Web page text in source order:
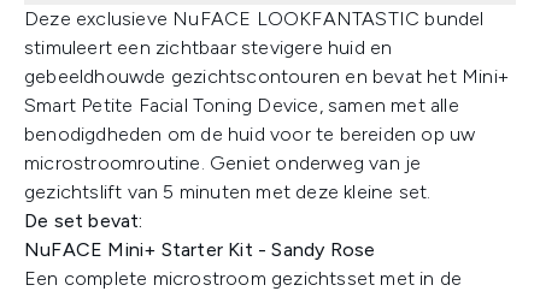
Deze exclusieve NuFACE LOOKFANTASTIC bundel
stimuleert een zichtbaar stevigere huid en
gebeeldhouwde gezichtscontouren en bevat het Mini+
Smart Petite Facial Toning Device, samen met alle
benodigdheden om de huid voor te bereiden op uw
microstroomroutine. Geniet onderweg van je
gezichtslift van 5 minuten met deze kleine set.
De set bevat:
NuFACE Mini+ Starter Kit - Sandy Rose
Een complete microstroom gezichtsset met in de